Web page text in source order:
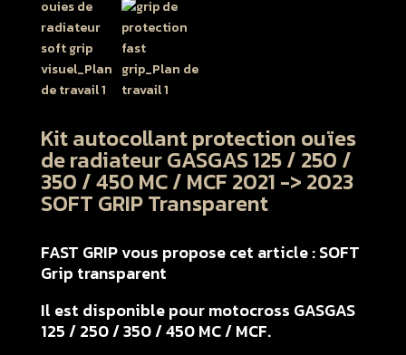
Kit autocollant protection ouïes
de radiateur GASGAS 125 / 250 /
350 / 450 MC / MCF 2021 -> 2023
SOFT GRIP Transparent
FAST GRIP vous propose cet article : SOFT
Grip transparent
Il est disponible pour motocross GASGAS
125 / 250 / 350 / 450 MC / MCF.